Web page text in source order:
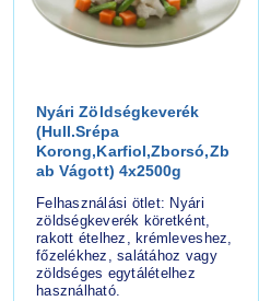
Nyári Zöldségkeverék
(hull.srépa
Korong,karfiol,zborsó,zb
Ab Vágott) 4x2500g
Felhasználási ötlet: Nyári
zöldségkeverék köretként,
rakott ételhez, krémleveshez,
főzelékhez, salátához vagy
zöldséges egytálételhez
használható.